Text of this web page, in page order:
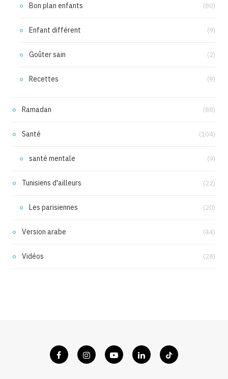
Bon plan enfants (80)
Enfant différent (9)
Goûter sain (2)
Recettes (9)
Ramadan (88)
Santé (104)
santé mentale (9)
Tunisiens d'ailleurs (22)
Les parisiennes (20)
Version arabe (44)
Vidéos (28)